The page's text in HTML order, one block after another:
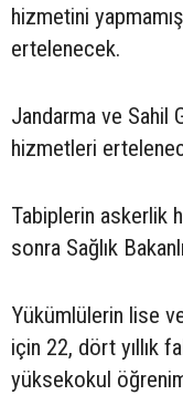
hizmetini
ertelenecek.
Jandarma ve Sahil
hizmetleri
Tabiplerin askerlik
sonra Sağlık
Yükümlülerin lise
için 22, dört yıllık
yüksekokul